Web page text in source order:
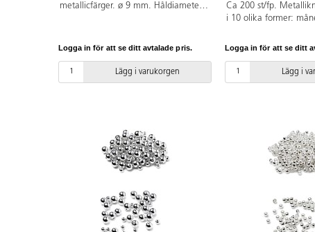
metallicfärger. ø 9 mm. Håldiameter
Logga in för att se ditt avtalade pris.
Lägg i varukorgen
Ca 200 st/fp.
i 10 olika former:
delfin, ängel och 2
polystyrenplast.
Logga in för att se ditt
Lägg i